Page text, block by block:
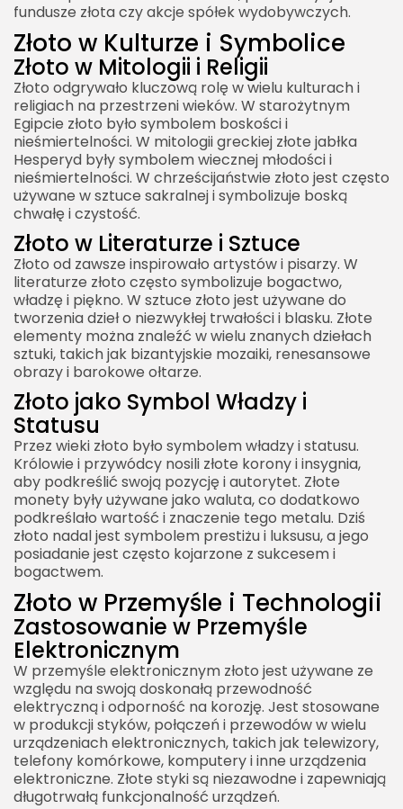
fundusze złota czy akcje spółek wydobywczych.
Złoto w Kulturze i Symbolice
Złoto w Mitologii i Religii
Złoto odgrywało kluczową rolę w wielu kulturach i
religiach na przestrzeni wieków. W starożytnym
Egipcie złoto było symbolem boskości i
nieśmiertelności. W mitologii greckiej złote jabłka
Hesperyd były symbolem wiecznej młodości i
nieśmiertelności. W chrześcijaństwie złoto jest często
używane w sztuce sakralnej i symbolizuje boską
chwałę i czystość.
Złoto w Literaturze i Sztuce
Złoto od zawsze inspirowało artystów i pisarzy. W
literaturze złoto często symbolizuje bogactwo,
władzę i piękno. W sztuce złoto jest używane do
tworzenia dzieł o niezwykłej trwałości i blasku. Złote
elementy można znaleźć w wielu znanych dziełach
sztuki, takich jak bizantyjskie mozaiki, renesansowe
obrazy i barokowe ołtarze.
Złoto jako Symbol Władzy i
Statusu
Przez wieki złoto było symbolem władzy i statusu.
Królowie i przywódcy nosili złote korony i insygnia,
aby podkreślić swoją pozycję i autorytet. Złote
monety były używane jako waluta, co dodatkowo
podkreślało wartość i znaczenie tego metalu. Dziś
złoto nadal jest symbolem prestiżu i luksusu, a jego
posiadanie jest często kojarzone z sukcesem i
bogactwem.
Złoto w Przemyśle i Technologii
Zastosowanie w Przemyśle
Elektronicznym
W przemyśle elektronicznym złoto jest używane ze
względu na swoją doskonałą przewodność
elektryczną i odporność na korozję. Jest stosowane
w produkcji styków, połączeń i przewodów w wielu
urządzeniach elektronicznych, takich jak telewizory,
telefony komórkowe, komputery i inne urządzenia
elektroniczne. Złote styki są niezawodne i zapewniają
długotrwałą funkcjonalność urządzeń.